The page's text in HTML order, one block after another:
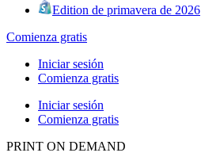
Edition de primavera de 2026
Comienza gratis
Iniciar sesión
Comienza gratis
Iniciar sesión
Comienza gratis
PRINT ON DEMAND